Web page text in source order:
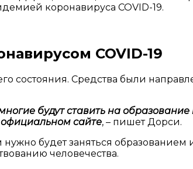
коронавируса COVID-19.
COVID-19
состояния. Средства были
будут ставить на
сайте, – пишет Дорси.
будет заняться
человечества.